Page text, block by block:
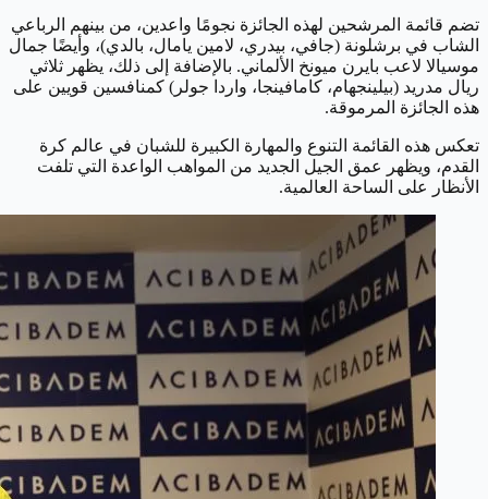
تضم قائمة المرشحين لهذه الجائزة نجومًا واعدين، من بينهم الرباعي
الشاب في برشلونة (جافي، بيدري، لامين يامال، بالدي)، وأيضًا جمال
موسيالا لاعب بايرن ميونخ الألماني. بالإضافة إلى ذلك، يظهر ثلاثي
ريال مدريد (بيلينجهام، كامافينجا، واردا جولر) كمنافسين قويين على
هذه الجائزة المرموقة.
تعكس هذه القائمة التنوع والمهارة الكبيرة للشبان في عالم كرة
القدم، ويظهر عمق الجيل الجديد من المواهب الواعدة التي تلفت
الأنظار على الساحة العالمية.